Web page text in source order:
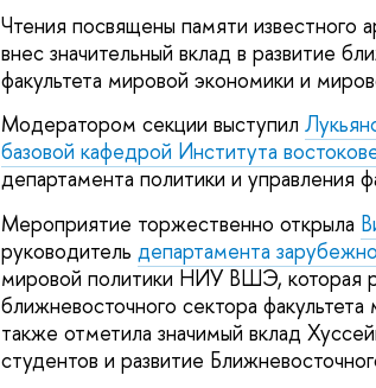
Чтения посвящены памяти
внес значительный вклад в развитие
факультета мировой экономики и
Модератором секции выступил
базовой кафедрой Института
департамента политики и
Мероприятие торжественно открыла
руководитель департамента
мировой политики НИУ ВШЭ, которая
ближневосточного сектора
также отметила значимый вклад
студентов и развитие